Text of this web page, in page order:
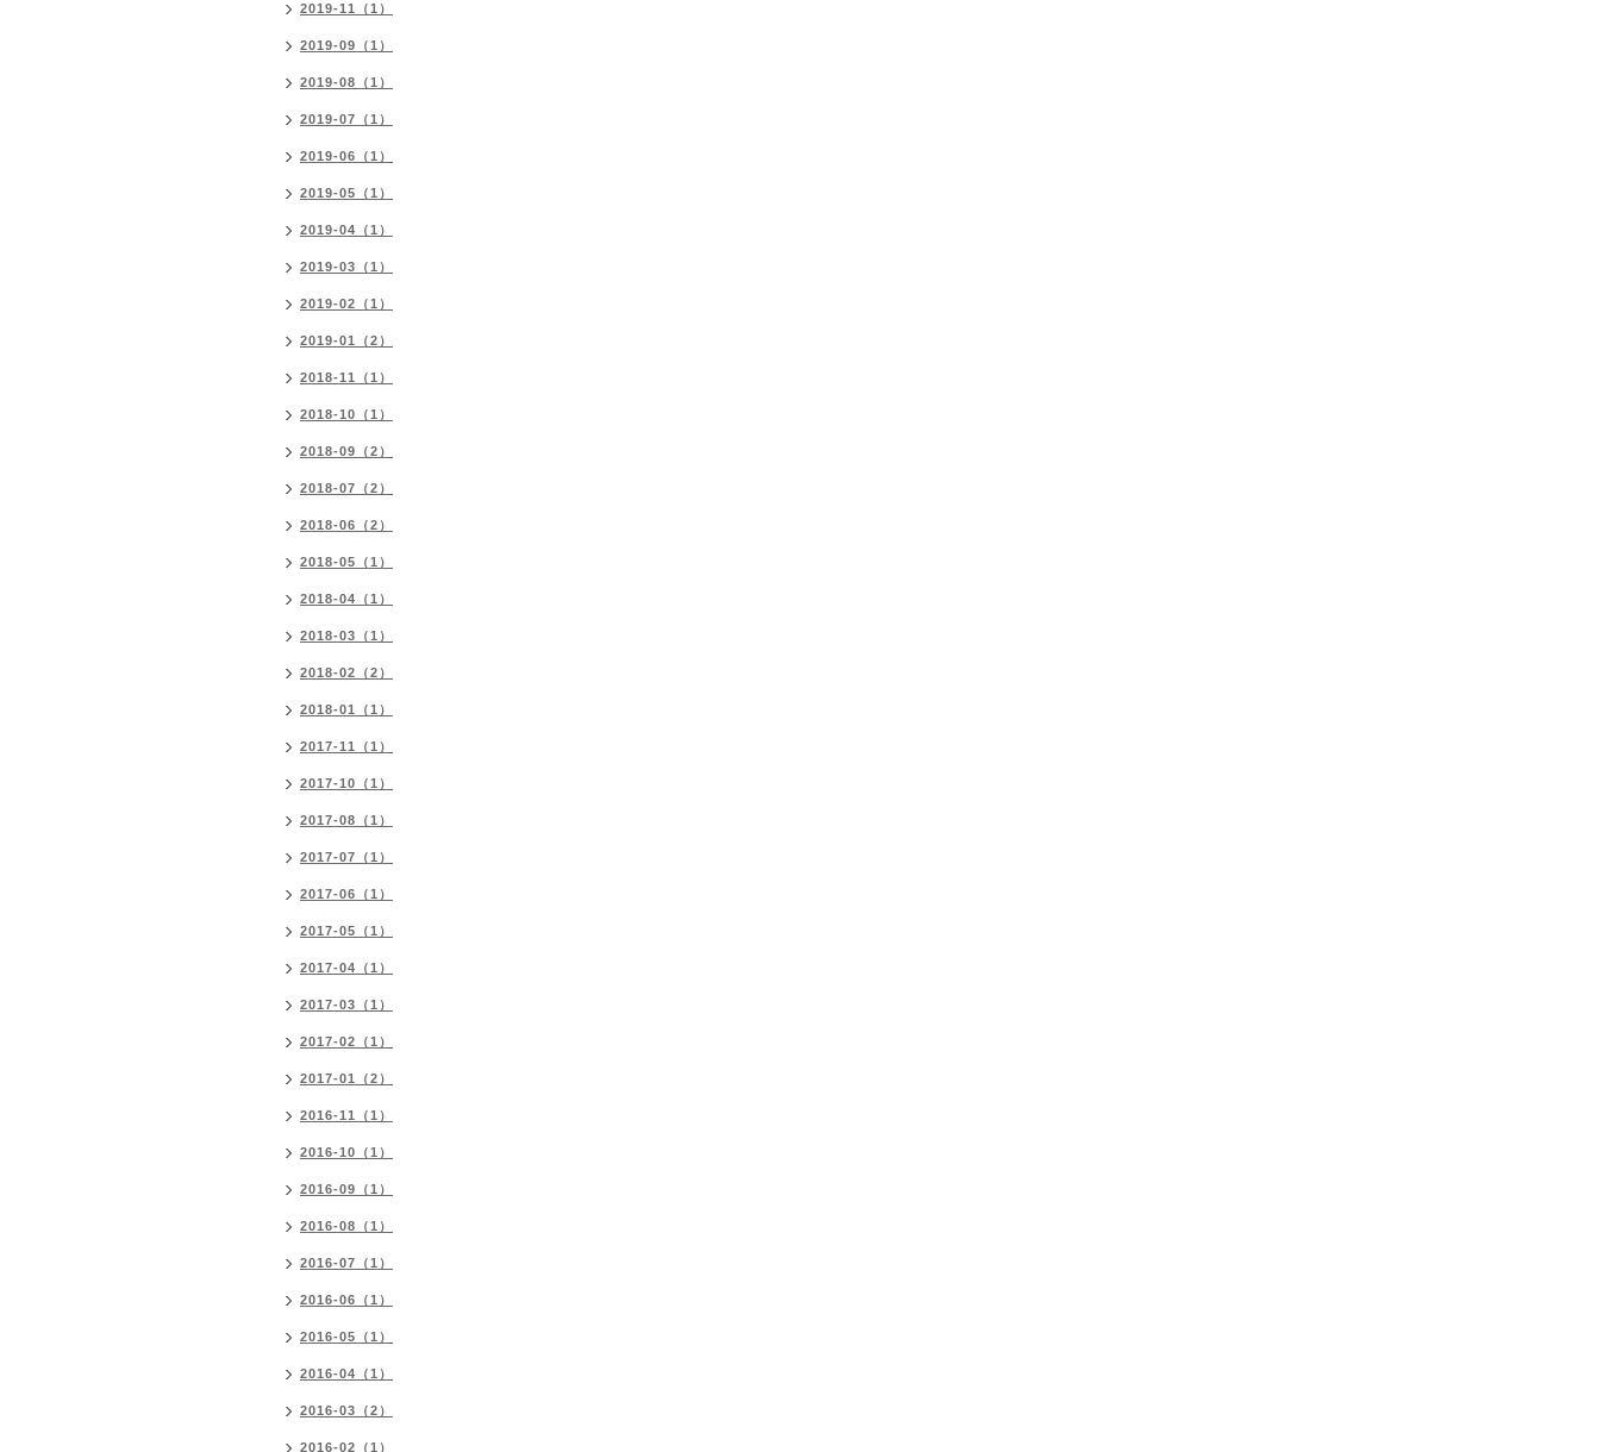
2019-11（1）
2019-09（1）
2019-08（1）
2019-07（1）
2019-06（1）
2019-05（1）
2019-04（1）
2019-03（1）
2019-02（1）
2019-01（2）
2018-11（1）
2018-10（1）
2018-09（2）
2018-07（2）
2018-06（2）
2018-05（1）
2018-04（1）
2018-03（1）
2018-02（2）
2018-01（1）
2017-11（1）
2017-10（1）
2017-08（1）
2017-07（1）
2017-06（1）
2017-05（1）
2017-04（1）
2017-03（1）
2017-02（1）
2017-01（2）
2016-11（1）
2016-10（1）
2016-09（1）
2016-08（1）
2016-07（1）
2016-06（1）
2016-05（1）
2016-04（1）
2016-03（2）
2016-02（1）